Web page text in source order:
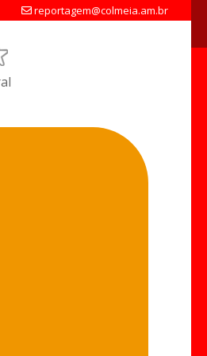
reportagem@colmeia.am.br